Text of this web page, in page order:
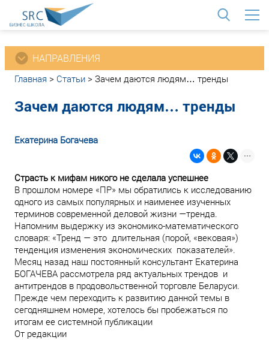
НАПРАВЛЕНИЯ
Главная > Статьи > Зачем даются людям… тренды
Зачем даются людям… тренды
Екатерина Богачева
Страсть к мифам никого не сделала успешнее
В прошлом номере «ПР» мы обратились к исследованию
одного из самых популярных и наименее изученных
терминов современной деловой жизни —тренда.
Напомним выдержку из экономико-математического
словаря: «Тренд — это длительная (порой, «вековая»)
тенденция изменения экономических показателей».
Месяц назад наш постоянный консультант Екатерина
БОГАЧЕВА рассмотрела ряд актуальных трендов и
антитрендов в продовольственной торговле Беларуси.
Прежде чем переходить к развитию данной темы в
сегодняшнем номере, хотелось бы пробежаться по
итогам ее системной публикации
От редакции